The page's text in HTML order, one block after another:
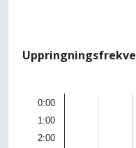
0:00
1:00
2:00